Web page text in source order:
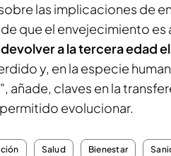
las implicaciones de
que el envejecimiento es
devolver a la tercera edad
y, en la especie
añade, claves en la
evolucionar.
Salud Bienestar